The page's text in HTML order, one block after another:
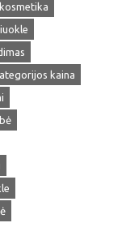
kaina